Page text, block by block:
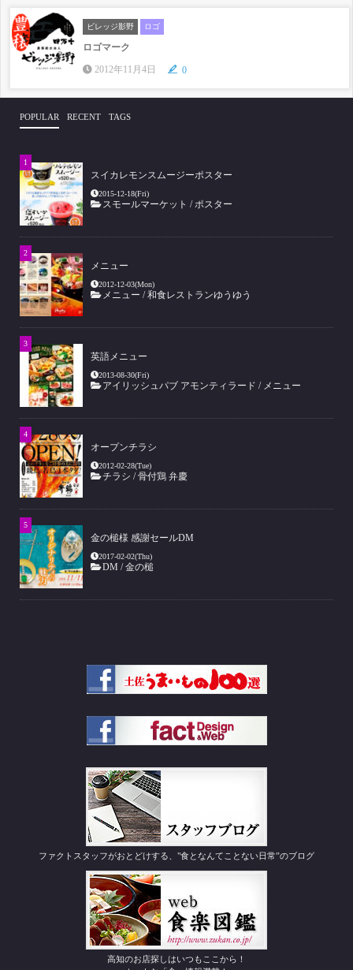
ビレッジ影野 ロゴ
ロゴマーク
2012年11月4日
0
POPULAR RECENT TAGS
スイカレモンスムージーポスター
2015-12-18(Fri)
スモールマーケット /ポスター
メニュー
2012-12-03(Mon)
メニュー /和食レストランゆうゆう
英語メニュー
2013-08-30(Fri)
アイリッシュパブ アモンティラード / メニュー
オープンチラシ
2012-02-28(Tue)
チラシ /骨付鶏 弁慶
金の槌様 感謝セールDM
2017-02-02(Thu)
DM /金の槌
ファクトスタッフがおとどけする、"食となんてことない日常”のブログ
高知のお店探しはいつもここから！